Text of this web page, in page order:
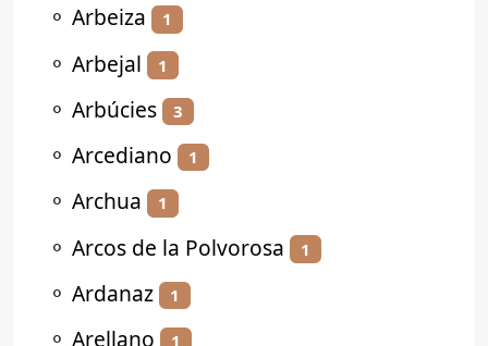
⚬ Arbeiza 1
⚬ Arbejal 1
⚬ Arbúcies 3
⚬ Arcediano 1
⚬ Archua 1
⚬ Arcos de la Polvorosa 1
⚬ Ardanaz 1
⚬ Arellano 1